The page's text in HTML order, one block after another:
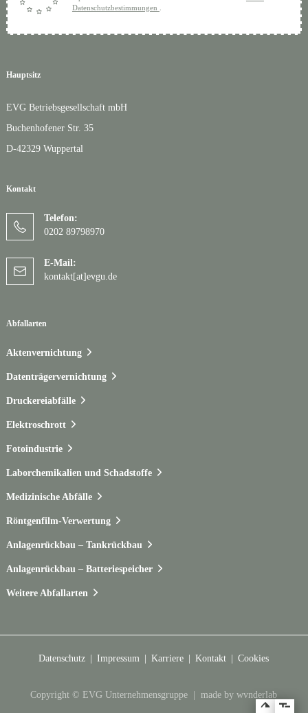
Zum Hauptmenü
Hauptsitz
EVG Betriebsgesellschaft mbH
Buchenhofener Str. 35
D-42329 Wuppertal
Kontakt
Telefon:
0202 89798970
E-Mail:
kontakt[at]evgu.de
Abfallarten
Aktenvernichtung
Datenträgervernichtung
Druckereiabfälle
Elektroschrott
Fotoindustrie
Laborchemikalien und Schadstoffe
Medizinische Abfälle
Röntgenfilm-Verwertung
Anlagenrückbau – Tankrückbau
Anlagenrückbau – Batteriespeicher
Weitere Abfallarten
Datenschutzbestimmungen
Datenschutz Impressum Karriere Kontakt Cookies
Copyright © EVG Unternehmensgruppe | made by wvnderlab